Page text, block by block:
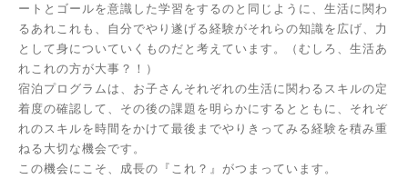
ートとゴールを意識した学習をするのと同じように、生活に関わ
るあれこれも、自分でやり遂げる経験がそれらの知識を広げ、力
として身についていくものだと考えています。（むしろ、生活あ
れこれの方が大事？！）
宿泊プログラムは、お子さんそれぞれの生活に関わるスキルの定
着度の確認して、その後の課題を明らかにするとともに、それぞ
れのスキルを時間をかけて最後までやりきってみる経験を積み重
ねる大切な機会です。
この機会にこそ、成長の『これ？』がつまっています。